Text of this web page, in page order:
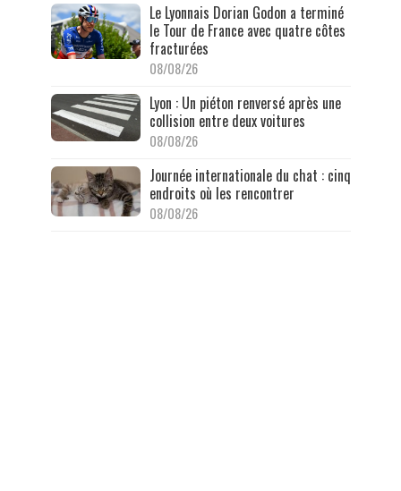
Le Lyonnais Dorian Godon a terminé
le Tour de France avec quatre côtes
fracturées
08/08/26
Lyon : Un piéton renversé après une
collision entre deux voitures
08/08/26
Journée internationale du chat : cinq
endroits où les rencontrer
08/08/26